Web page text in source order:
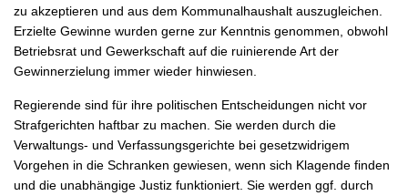
zu akzeptieren und aus dem Kommunalhaushalt auszugleichen.
Erzielte Gewinne wurden gerne zur Kenntnis genommen, obwohl
Betriebsrat und Gewerkschaft auf die ruinierende Art der
Gewinnerzielung immer wieder hinwiesen.
Regierende sind für ihre politischen Entscheidungen nicht vor
Strafgerichten haftbar zu machen. Sie werden durch die
Verwaltungs- und Verfassungsgerichte bei gesetzwidrigem
Vorgehen in die Schranken gewiesen, wenn sich Klagende finden
und die unabhängige Justiz funktioniert. Sie werden ggf. durch